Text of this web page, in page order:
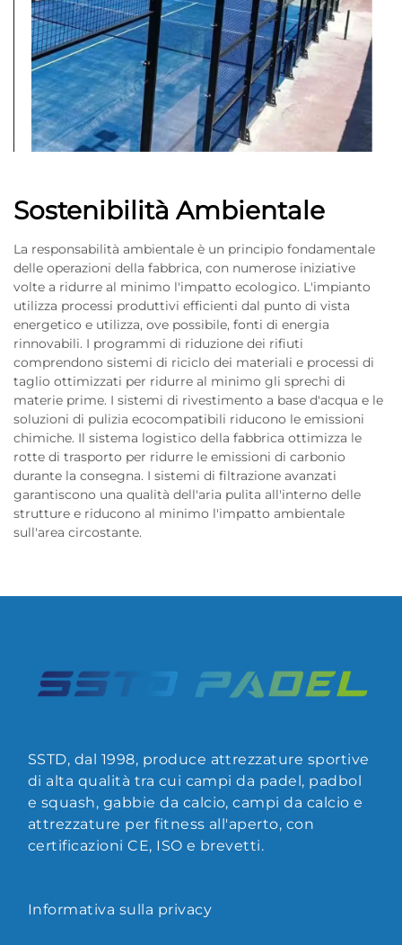
Sostenibilità Ambientale
La responsabilità ambientale è un principio fondamentale
delle operazioni della fabbrica, con numerose iniziative
volte a ridurre al minimo l'impatto ecologico. L'impianto
utilizza processi produttivi efficienti dal punto di vista
energetico e utilizza, ove possibile, fonti di energia
rinnovabili. I programmi di riduzione dei rifiuti
comprendono sistemi di riciclo dei materiali e processi di
taglio ottimizzati per ridurre al minimo gli sprechi di
materie prime. I sistemi di rivestimento a base d'acqua e le
soluzioni di pulizia ecocompatibili riducono le emissioni
chimiche. Il sistema logistico della fabbrica ottimizza le
rotte di trasporto per ridurre le emissioni di carbonio
durante la consegna. I sistemi di filtrazione avanzati
garantiscono una qualità dell'aria pulita all'interno delle
strutture e riducono al minimo l'impatto ambientale
sull'area circostante.
SSTD, dal 1998, produce attrezzature sportive
di alta qualità tra cui campi da padel, padbol
e squash, gabbie da calcio, campi da calcio e
attrezzature per fitness all'aperto, con
certificazioni CE, ISO e brevetti.
Informativa sulla privacy